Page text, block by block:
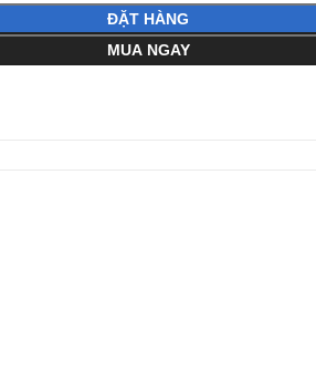
ĐẶT HÀNG
MUA NGAY